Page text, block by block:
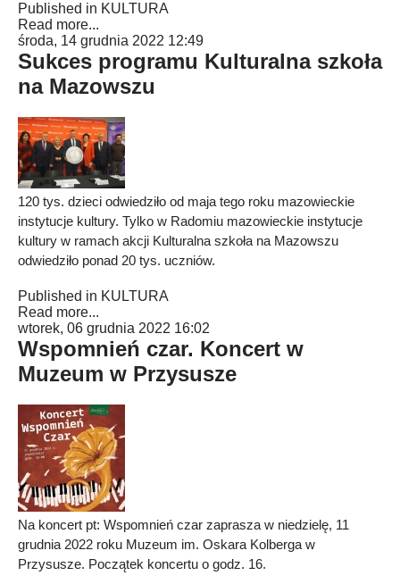
Published in KULTURA
Read more...
środa, 14 grudnia 2022 12:49
Sukces programu Kulturalna szkoła
na Mazowszu
120 tys. dzieci odwiedziło od maja tego roku mazowieckie
instytucje kultury. Tylko w Radomiu mazowieckie instytucje
kultury w ramach akcji Kulturalna szkoła na Mazowszu
odwiedziło ponad 20 tys. uczniów.
Published in KULTURA
Read more...
wtorek, 06 grudnia 2022 16:02
Wspomnień czar. Koncert w
Muzeum w Przysusze
Na koncert pt: Wspomnień czar zaprasza w niedzielę, 11
grudnia 2022 roku Muzeum im. Oskara Kolberga w
Przysusze. Początek koncertu o godz. 16.